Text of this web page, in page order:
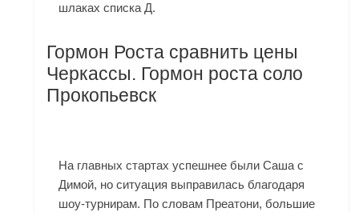
шлаках списка Д.
Гормон Роста сравнить цены
Черкассы. Гормон роста соло
Прокопьевск
На главных стартах успешнее были Саша с
Димой, но ситуация выправилась благодаря
шоу-турнирам. По словам Преатони, большие